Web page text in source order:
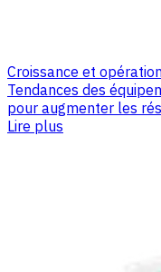
Croissance et
Tendances des
pour augmenter les
Lire plus